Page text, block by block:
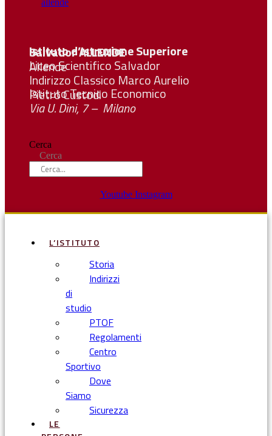
Istituto d’Istruzione Superiore SalvadorALLENDE
Liceo Scientifico Salvador Allende
Indirizzo Classico Marco Aurelio
Istituto Tecnico Economico Pietro Custodi
Via U. Dini, 7 – Milano
Cerca
Cerca
Youtube Instagram
L’ISTITUTO
Storia
Indirizzi
di
studio
PTOF
Regolamenti
Centro
Sportivo
Dove
Siamo
Sicurezza
LE